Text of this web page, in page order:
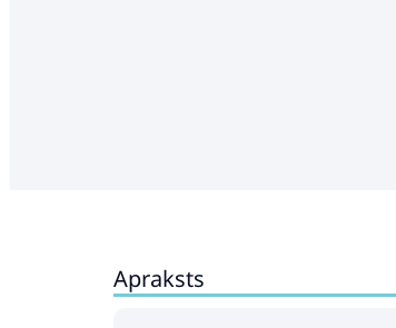
Apraksts